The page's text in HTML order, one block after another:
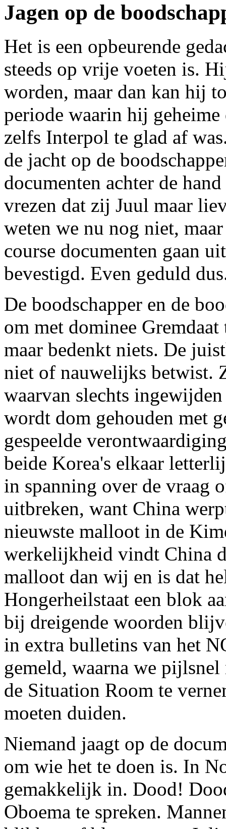
Jagen op de
Het is een opbeurende
steeds op vrije voeten is.
worden, maar dan kan hij
periode waarin hij
zelfs Interpol te glad af
de jacht op de
documenten achter de
vrezen dat zij Juul maar
weten we nu nog niet,
course documenten gaan
bevestigd. Even geduld
De boodschapper en de
om met dominee
maar bedenkt niets. De
niet of nauwelijks betwist.
waarvan slechts
wordt dom gehouden met
gespeelde
beide Korea's elkaar
in spanning over de vraag
uitbreken, want China
nieuwste malloot in de
werkelijkheid vindt China
malloot dan wij en is dat
Hongerheilstaat een blok
bij dreigende woorden
in extra bulletins van het
gemeld, waarna we
de Situation Room te
moeten duiden.
Niemand jaagt op de
om wie het te doen is. In
gemakkelijk in. Dood!
Oboema te spreken.